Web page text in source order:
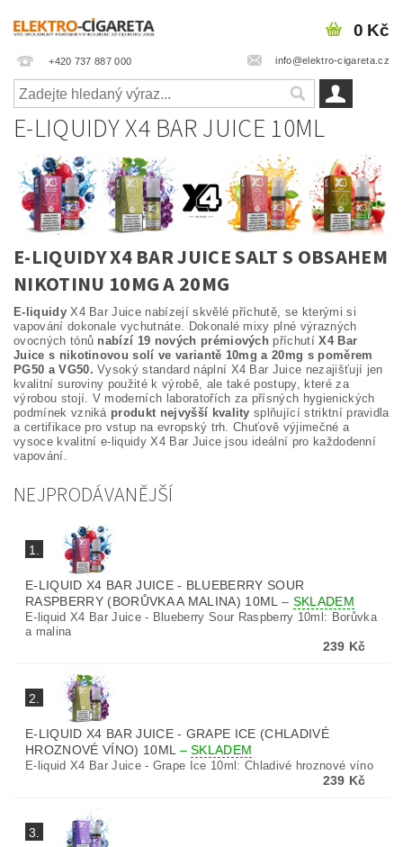
+420 737 887 000 info@elektro-cigareta.cz
0 Kč
E-LIQUIDY X4 BAR JUICE 10ML
E-LIQUIDY X4 BAR JUICE SALT S OBSAHEM
NIKOTINU 10MG A 20MG
E-liquidyX4 Bar Juice nabízejí skvělé příchutě, se kterými si
vapování dokonale vychutnáte. Dokonalé mixy plné výrazných
ovocných tónů nabízí 19 nových prémiových příchutíX4 Bar
Juice s nikotinovou solí ve variantě 10mg a 20mg s poměrem
PG50 a VG50. Vysoký standard náplní X4 Bar Juice nezajišťují jen
kvalitní suroviny použité k výrobě, ale také postupy, které za
výrobou stojí. V moderních laboratořích za přísných hygienických
podmínek vzniká produkt nejvyšší kvality splňující striktní pravidla
a certifikace pro vstup na evropský trh. Chuťově výjimečné a
vysoce kvalitní e-liquidy X4 Bar Juice jsou ideální pro každodenní
vapování.
NEJPRODÁVANĚJŠÍ
1.
E-LIQUID X4 BAR JUICE - BLUEBERRY SOUR
RASPBERRY (BORŮVKA A MALINA) 10ML– SKLADEM
E-liquid X4 Bar Juice - Blueberry Sour Raspberry 10ml: Borůvka
a malina
239 Kč
2.
E-LIQUID X4 BAR JUICE - GRAPE ICE (CHLADIVÉ
HROZNOVÉ VÍNO) 10ML –SKLADEM
E-liquid X4 Bar Juice - Grape Ice 10ml: Chladivé hroznové víno
239 Kč
3.